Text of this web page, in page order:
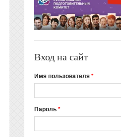
Вход на сайт
Имя пользователя*
Пароль*